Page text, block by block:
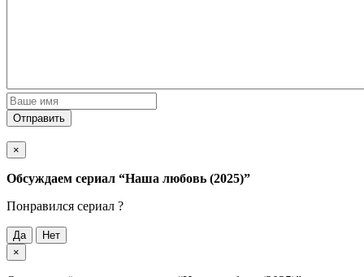
Отправить
×
Обсуждаем cериал “Наша любовь (2025)”
Понравился cериал ?
Да
Нет
×